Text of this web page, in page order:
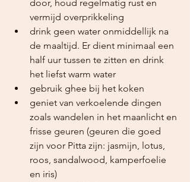
door, houd regelmatig rust en
vermijd overprikkeling
drink geen water onmiddellijk na
de maaltijd. Er dient minimaal een
half uur tussen te zitten en drink
het liefst warm water
gebruik ghee bij het koken
geniet van verkoelende dingen
zoals wandelen in het maanlicht en
frisse geuren (geuren die goed
zijn voor Pitta zijn: jasmijn, lotus,
roos, sandalwood, kamperfoelie
en iris)